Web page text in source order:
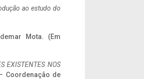
ao estudo do
Mota. (Em
EXISTENTES NOS
Coordenação de